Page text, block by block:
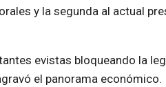
y la segunda al actual
evistas bloqueando la
el panorama económico.